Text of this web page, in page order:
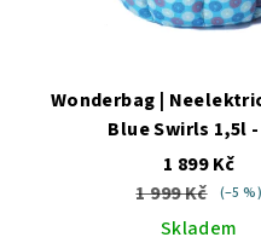
Wonderbag |
Blue Swirls 1,5l
1 899 Kč
1 999 Kč
(–5 %)
Skladem